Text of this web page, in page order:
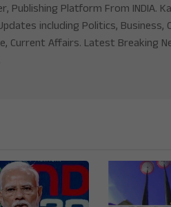
Publishing Platform From INDIA.
including Politics, Business,
Current Affairs. Latest Breaking